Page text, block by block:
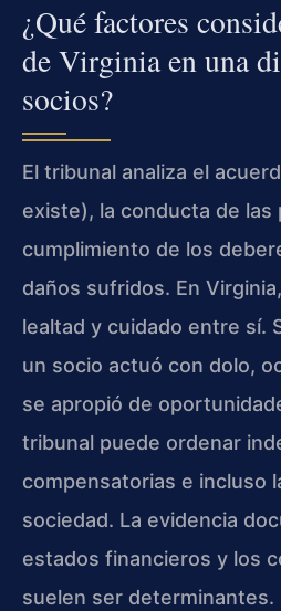
¿Qué factores
de Virginia en una
socios?
El tribunal analiza el
existe), la conducta de las
cumplimiento de los
daños sufridos. En
lealtad y cuidado entre sí.
un socio actuó con dolo,
se apropió de
tribunal puede ordenar
compensatorias e incluso
sociedad. La evidencia
estados financieros y los
suelen ser determinantes.